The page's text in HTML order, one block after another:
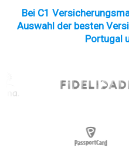
Bei C1
Auswahl der besten
Portugal